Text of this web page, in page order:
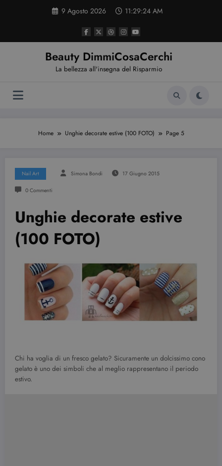
9 Agosto 2026 11:29:25 AM
Beauty DimmiCosaCerchi
La bellezza all'insegna del Risparmio
Home Unghie decorate estive (100 FOTO) Page 5
Nail Art Simona Bondi 17 Giugno 2015
0 Commenti
Unghie decorate estive
(100 FOTO)
Chi ha voglia di un fresco gelato? Sicuramente un dolcissimo cono
gelato è uno dei simboli che al meglio rappresentano il periodo
estivo.